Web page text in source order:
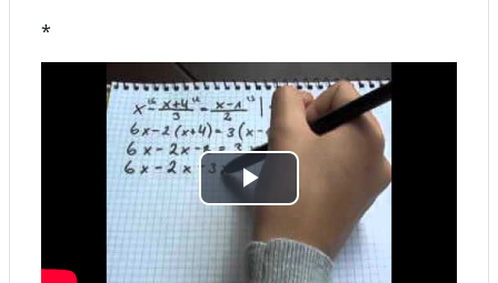
a
v
i
d
e
*
E
s